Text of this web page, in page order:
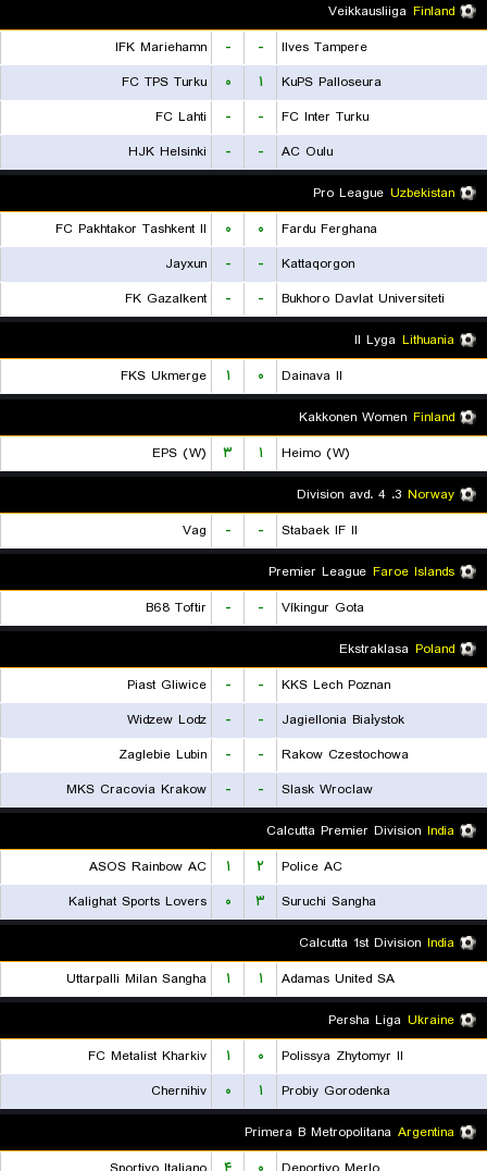
Finland
Veikkausliiga
Ilves Tampere
-
-
IFK Mariehamn
KuPS Palloseura
۱ ۰
FC TPS Turku
FC Inter Turku
-
-
FC Lahti
AC Oulu
-
-
HJK Helsinki
Uzbekistan
Pro League
Fardu Ferghana
۰ ۰
FC Pakhtakor Tashkent II
Kattaqorgon
-
-
Jayxun
Bukhoro Davlat Universiteti
-
-
FK Gazalkent
Lithuania
II Lyga
Dainava II
۰ ۱
FKS Ukmerge
Finland
Kakkonen Women
Heimo (W)
۱ ۳
EPS (W)
Norway
3. Division avd. 4
Stabaek IF II
-
-
Vag
Faroe Islands
Premier League
Víkingur Gota
-
-
B68 Toftir
Poland
Ekstraklasa
KKS Lech Poznan
-
-
Piast Gliwice
Jagiellonia Białystok
-
-
Widzew Lodz
Rakow Czestochowa
-
-
Zaglebie Lubin
Slask Wroclaw
-
-
MKS Cracovia Krakow
India
Calcutta Premier Division
Police AC
۲ ۱
ASOS Rainbow AC
Suruchi Sangha
۳ ۰
Kalighat Sports Lovers
India
Calcutta 1st Division
Adamas United SA
۱ ۱
Uttarpalli Milan Sangha
Ukraine
Persha Liga
Polissya Zhytomyr II
۰ ۱
FC Metalist Kharkiv
Probiy Gorodenka
۱ ۰
Chernihiv
Argentina
Primera B Metropolitana